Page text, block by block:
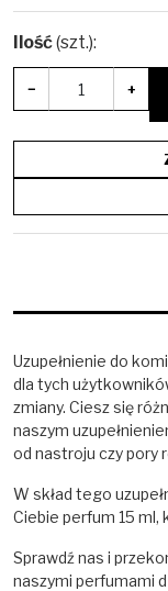
Ilość(szt.):
− +
Uzupełnienie do
dla tych
zmiany. Ciesz się
naszym
od nastroju czy pory
W skład tego
Ciebie perfum 15 ml,
Sprawdź nas i
naszymi perfumami